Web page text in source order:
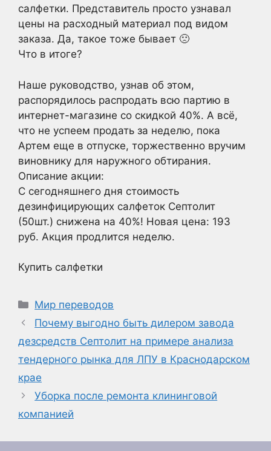
салфетки. Представитель просто узнавал
цены на расходный материал под видом
заказа. Да, такое тоже бывает 🙁
Что в итоге?
Наше руководство, узнав об этом,
распорядилось распродать всю партию в
интернет-магазине со скидкой 40%. А всё,
что не успеем продать за неделю, пока
Артем еще в отпуске, торжественно вручим
виновнику для наружного обтирания.
Описание акции:
С сегодняшнего дня стоимость
дезинфицирующих салфеток Септолит
(50шт.) снижена на 40%! Новая цена: 193
руб. Акция продлится неделю.
Купить салфетки
Рубрики
Мир переводов
Почему выгодно быть дилером завода
дезсредств Септолит на примере анализа
тендерного рынка для ЛПУ в Краснодарском
крае
Уборка после ремонта клининговой
компанией